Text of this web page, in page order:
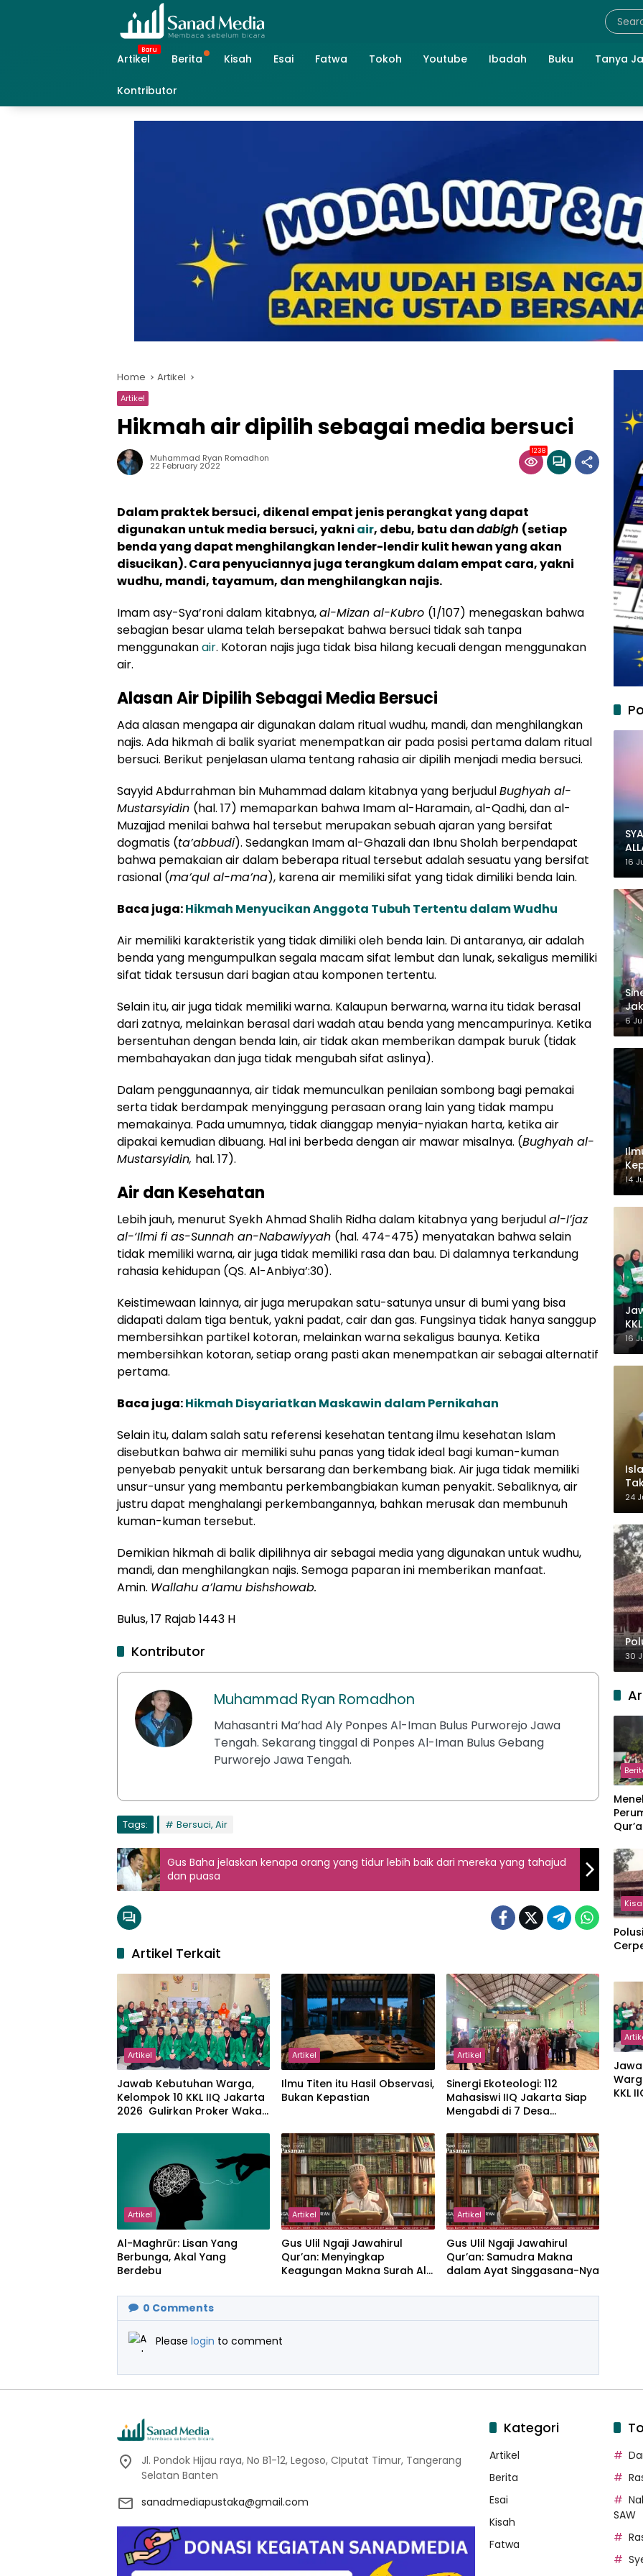
Artikel
Berita Kisah Esai Fatwa Tokoh Youtube Ibadah Buku Tanya
Kontributor
Home Artikel
Artikel
Hikmah air dipilih sebagai media bersuci
Muhammad Ryan Romadhon
22 February 2022
1238
Dalam praktek bersuci, dikenal empat jenis perangkat yang dapat
digunakan untuk media bersuci, yakni air, debu, batu dandabigh (setiap
benda yang dapat menghilangkan lender-lendir kulit hewan yang akan
disucikan). Cara penyuciannya juga terangkum dalam empat cara, yakni
wudhu, mandi, tayamum, dan menghilangkan najis.
Imam asy-Sya’roni dalam kitabnya,al-Mizan al-Kubro (1/107) menegaskan bahwa
sebagian besar ulama telah bersepakat bahwa bersuci tidak sah tanpa
menggunakanair. Kotoran najis juga tidak bisa hilang kecuali dengan menggunakan
air.
Alasan Air Dipilih Sebagai Media Bersuci
Ada alasan mengapa air digunakan dalam ritual wudhu, mandi, dan menghilangkan
najis. Ada hikmah di balik syariat menempatkan air pada posisi pertama dalam ritual
bersuci. Berikut penjelasan ulama tentang rahasia air dipilih menjadi media bersuci.
Sayyid Abdurrahman bin Muhammad dalam kitabnya yang berjudulBughyah al-
Mustarsyidin (hal. 17) memaparkan bahwa Imam al-Haramain, al-Qadhi, dan al-
Muzajjad menilai bahwa hal tersebut merupakan sebuah ajaran yang bersifat
dogmatis (ta’abbudi). Sedangkan Imam al-Ghazali dan Ibnu Sholah berpendapat
bahwa pemakaian air dalam beberapa ritual tersebut adalah sesuatu yang bersifat
rasional (ma’qul al-ma’na), karena air memiliki sifat yang tidak dimiliki benda lain.
Baca juga:Hikmah Menyucikan Anggota Tubuh Tertentu dalam Wudhu
Air memiliki karakteristik yang tidak dimiliki oleh benda lain. Di antaranya, air adalah
benda yang mengumpulkan segala macam sifat lembut dan lunak, sekaligus memiliki
sifat tidak tersusun dari bagian atau komponen tertentu.
Selain itu, air juga tidak memiliki warna. Kalaupun berwarna, warna itu tidak berasal
dari zatnya, melainkan berasal dari wadah atau benda yang mencampurinya. Ketika
bersentuhan dengan benda lain, air tidak akan memberikan dampak buruk (tidak
membahayakan dan juga tidak mengubah sifat aslinya).
Dalam penggunaannya, air tidak memunculkan penilaian sombong bagi pemakai
serta tidak berdampak menyinggung perasaan orang lain yang tidak mampu
memakainya. Pada umumnya, tidak dianggap menyia-nyiakan harta, ketika air
dipakai kemudian dibuang. Hal ini berbeda dengan air mawar misalnya. (Bughyah al-
Mustarsyidin, hal. 17).
Air dan Kesehatan
Lebih jauh, menurut Syekh Ahmad Shalih Ridha dalam kitabnya yang berjudulal-I’jaz
al-‘Ilmi fi as-Sunnah an-Nabawiyyah (hal. 474-475) menyatakan bahwa selain
tidak memiliki warna, air juga tidak memiliki rasa dan bau. Di dalamnya terkandung
rahasia kehidupan (QS. Al-Anbiya’:30).
Keistimewaan lainnya, air juga merupakan satu-satunya unsur di bumi yang bisa
didapati dalam tiga bentuk, yakni padat, cair dan gas. Fungsinya tidak hanya sanggup
membersihkan partikel kotoran, melainkan warna sekaligus baunya. Ketika
membersihkan kotoran, setiap orang pasti akan menempatkan air sebagai alternatif
pertama.
Baca juga:Hikmah Disyariatkan Maskawin dalam Pernikahan
Selain itu, dalam salah satu referensi kesehatan tentang ilmu kesehatan Islam
disebutkan bahwa air memiliki suhu panas yang tidak ideal bagi kuman-kuman
penyebab penyakit untuk bersarang dan berkembang biak. Air juga tidak memiliki
unsur-unsur yang membantu perkembangbiakan kuman penyakit. Sebaliknya, air
justru dapat menghalangi perkembangannya, bahkan merusak dan membunuh
kuman-kuman tersebut.
Demikian hikmah di balik dipilihnya air sebagai media yang digunakan untuk wudhu,
mandi, dan menghilangkan najis. Semoga paparan ini memberikan manfaat.
Amin. Wallahu a’lamu bishshowab.
Bulus, 17 Rajab 1443 H
Kontributor
Muhammad Ryan Romadhon
Mahasantri Ma’had Aly Ponpes Al-Iman Bulus Purworejo Jawa
Tengah. Sekarang tinggal di Ponpes Al-Iman Bulus Gebang
Purworejo Jawa Tengah.
Tags: Bersuci, Air
Gus Baha jelaskan kenapa orang yang tidur lebih baik dari mereka yang tahajud
dan puasa
Artikel Terkait
Artikel
Jawab Kebutuhan Warga,
Kelompok 10 KKL IIQ Jakarta
2026 Gulirkan Proker Wakaf
Artikel
Ilmu Titen itu Hasil Observasi,
Bukan Kepastian
Artikel
‎Sinergi Ekoteologi: 112
Mahasiswi IIQ Jakarta Siap
Mengabdi di 7 Desa
Artikel
Al-Maghrūr: Lisan Yang
Berbunga, Akal Yang
Berdebu
Artikel
Gus Ulil Ngaji Jawahirul
Qur’an: Menyingkap
Keagungan Makna Surah Al-
Artikel
Gus Ulil Ngaji Jawahirul
Qur’an: Samudra Makna
dalam Ayat Singgasana-Nya
0 Comments
Please login to comment
16
6
14
16
24
30
KKL
Jl. Pondok Hijau raya, No B1-12, Legoso, CIputat Timur, Tangerang
Selatan Banten
sanadmediapustaka@gmail.com
Kategori
Artikel
Berita
Esai
Kisah
Fatwa
SAW